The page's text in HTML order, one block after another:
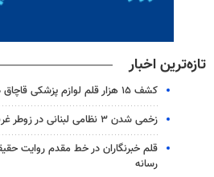
تازه‌ترین اخبار
کشف ۱۵ هزار قلم لوازم پزشکی قاچاق در اسلامشهر
زخمی شدن ۳ نظامی لبنانی در زوطر غربی
قلم خبرنگاران در خط مقدم روایت
رسانه